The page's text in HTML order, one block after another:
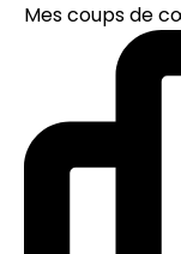
Mes coups de